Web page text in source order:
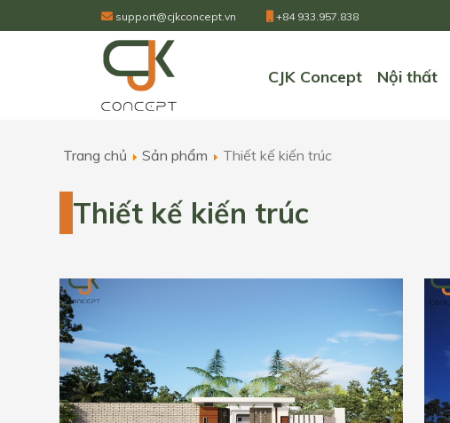
support@cjkconcept.vn +84 933.957.838
CJK Concept Nội thất
Trang chủ Sản phẩm Thiết kế kiến trúc
Thiết kế kiến trúc